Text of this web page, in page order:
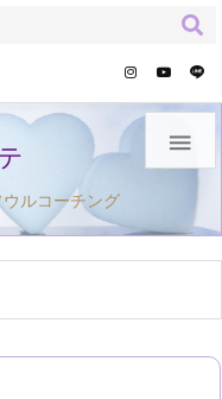

ルコーチング